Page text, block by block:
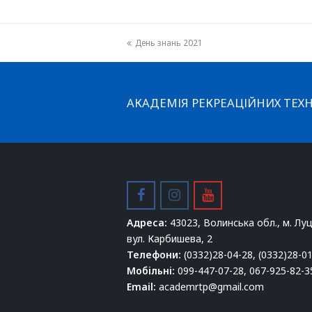
previous
День знань 2021
АКАДЕМІЯ РЕКРЕАЦІЙНИХ
facebookinstagram
youtube
Адреса: 43023, Волинська обл., м.
вул. Карбишева, 2
Телефони: (0332)28-04-28, (0332)28-
Мобільні: 099-447-07-28, 067-925-82-
Email: academrtp@gmail.com